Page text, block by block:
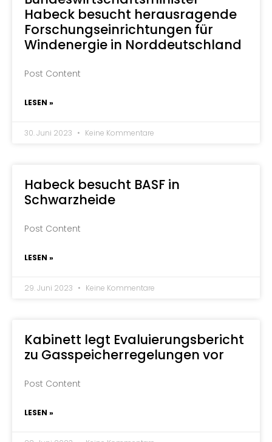
Habeck besucht herausragende
Forschungseinrichtungen für
Windenergie in Norddeutschland
Post Content
LESEN »
30. Juni 2023 Keine Kommentare
Habeck besucht BASF in
Schwarzheide
Post Content
LESEN »
29. Juni 2023 Keine Kommentare
Kabinett legt Evaluierungsbericht
zu Gasspeicherregelungen vor
Post Content
LESEN »